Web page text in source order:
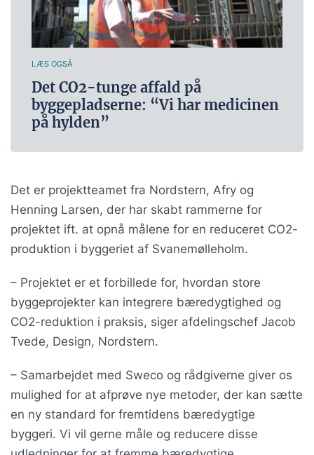
LÆS OGSÅ
Det CO2-tunge affald på
byggepladserne: “Vi har medicinen
på hylden”
Det er projektteamet fra Nordstern, Afry og
Henning Larsen, der har skabt rammerne for
projektet ift. at opnå målene for en reduceret CO2-
produktion i byggeriet af Svanemølleholm.
– Projektet er et forbillede for, hvordan store
byggeprojekter kan integrere bæredygtighed og
CO2-reduktion i praksis, siger afdelingschef Jacob
Tvede, Design, Nordstern.
– Samarbejdet med Sweco og rådgiverne giver os
mulighed for at afprøve nye metoder, der kan sætte
en ny standard for fremtidens bæredygtige
byggeri. Vi vil gerne måle og reducere disse